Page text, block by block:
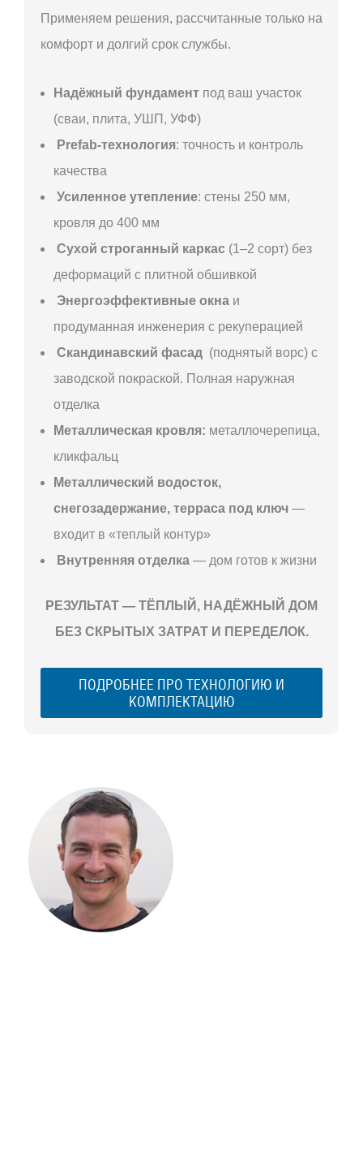
Применяем решения, рассчитанные только на
комфорт и долгий срок службы.
Надёжный фундамент под ваш участок
(сваи, плита, УШП, УФФ)
Prefab-технология: точность и контроль
качества
Усиленное утепление: стены 250 мм,
кровля до 400 мм
Сухой строганный каркас (1–2 сорт) без
деформаций с плитной обшивкой
Энергоэффективные окна и
продуманная инженерия с рекуперацией
Скандинавский фасад (поднятый ворс) с
заводской покраской. Полная наружная
отделка
Металлическая кровля: металлочерепица,
кликфальц
Металлический водосток,
снегозадержание, терраса под ключ —
входит в «теплый контур»
Внутренняя отделка — дом готов к жизни
РЕЗУЛЬТАТ — ТЁПЛЫЙ, НАДЁЖНЫЙ ДОМ
БЕЗ СКРЫТЫХ ЗАТРАТ И ПЕРЕДЕЛОК.
ПОДРОБНЕЕ ПРО ТЕХНОЛОГИЮ И
КОМПЛЕКТАЦИЮ